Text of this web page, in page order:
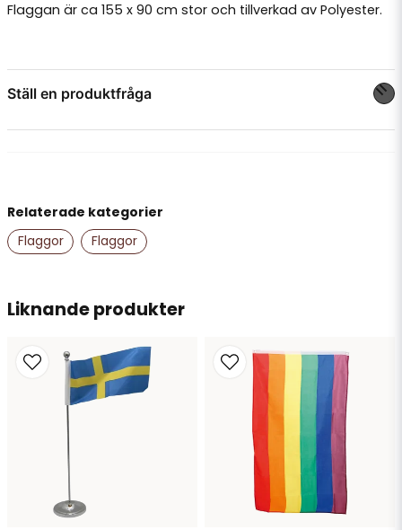
Flaggan är ca 155 x 90 cm stor och tillverkad av Polyester.
Ställ en produktfråga
name
Namn
email
Mejladress
Ja, ni får publicera min fråga
Liknande produkter
Relaterade kategorier
Flaggor
Flaggor